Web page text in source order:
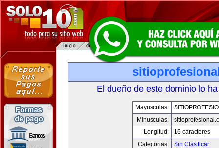
El dueño de este dominio lo
Mayusculas:
Minusculas:
Longitud:
16 caracteres
Categorias:
Sin Clasificar